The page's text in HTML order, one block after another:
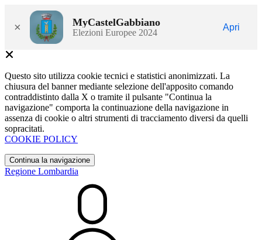
× MyCastelGabbiano
Elezioni Europee 2024
Apri
Questo sito utilizza cookie tecnici e statistici anonimizzati. La
chiusura del banner mediante selezione dell'apposito comando
contraddistinto dalla X o tramite il pulsante "Continua la
navigazione" comporta la continuazione della navigazione in
assenza di cookie o altri strumenti di tracciamento diversi da quelli
sopracitati.
COOKIE POLICY
Continua la navigazione
Regione Lombardia